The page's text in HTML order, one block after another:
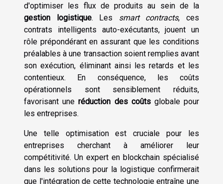
d'optimiser les flux de produits au sein de la
gestion logistique. Les smart contracts, ces
contrats intelligents auto-exécutants, jouent un
rôle prépondérant en assurant que les conditions
préalables à une transaction soient remplies avant
son exécution, éliminant ainsi les retards et les
contentieux. En conséquence, les coûts
opérationnels sont sensiblement réduits,
favorisant uneréduction des coûtsglobale pour
les entreprises.
Une telle optimisation est cruciale pour les
entreprises cherchant à améliorer leur
compétitivité. Un expert en blockchain spécialisé
dans les solutions pour la logistique confirmerait
que l'intégration de cette technologie entraîne une